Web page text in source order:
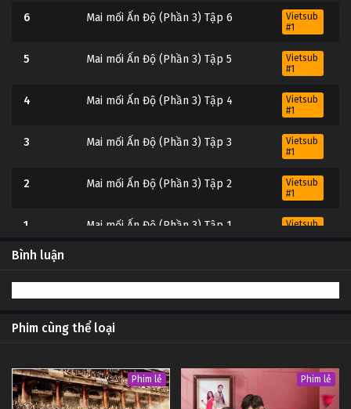
6 Mai mối Ấn Độ (Phần 3) Tập 6
Vietsub
#1
5 Mai mối Ấn Độ (Phần 3) Tập 5
Vietsub
#1
4 Mai mối Ấn Độ (Phần 3) Tập 4
Vietsub
#1
3 Mai mối Ấn Độ (Phần 3) Tập 3
Vietsub
#1
2 Mai mối Ấn Độ (Phần 3) Tập 2
Vietsub
#1
1 Mai mối Ấn Độ (Phần 3) Tập 1
Vietsub
Bình luận
Phim cùng thể loại
Phim lẻ Phim lẻ